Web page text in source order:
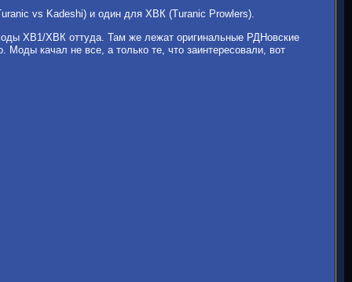
vs Kadeshi) и один для ХВК (Turanic Prowlers).
ХВ1/ХВК оттуда. Там же лежат оригинальные РДНовские
качал не все, а только те, что заинтересовали, вот